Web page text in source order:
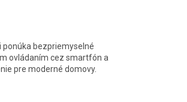
bezpriemyselné
ovládaním cez smartfón a
pre moderné domovy.